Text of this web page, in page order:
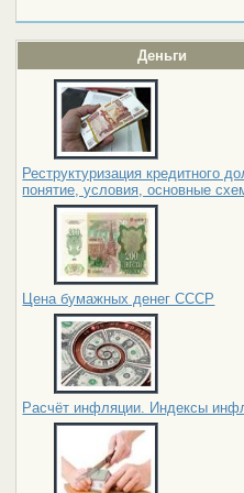
Деньги
Реструктуризация кредитного
понятие, условия, основные
Цена бумажных денег СССР
Расчёт инфляции. Индексы